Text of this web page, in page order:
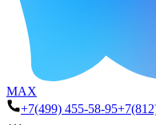
MAX
+7(499) 455-58-95